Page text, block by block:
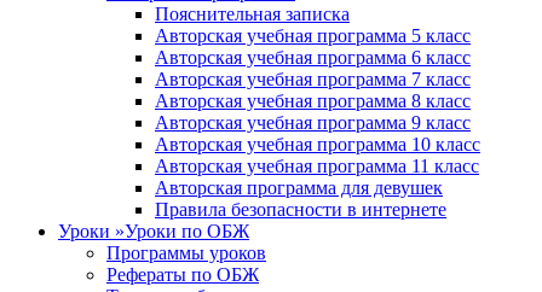
Пояснительная записка
Авторская учебная программа 5 класс
Авторская учебная программа 6 класс
Авторская учебная программа 7 класс
Авторская учебная программа 8 класс
Авторская учебная программа 9 класс
Авторская учебная программа 10 класс
Авторская учебная программа 11 класс
Авторская программа для девушек
Правила безопасности в интернете
Уроки »Уроки по ОБЖ
Программы уроков
Рефераты по ОБЖ